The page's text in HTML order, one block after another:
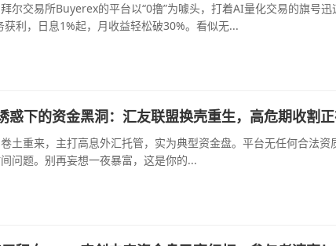
尔交易所Buyerex的平台以“0撸”为噱头，打着AI量化交易的旗号
获利，日息1%起，月收益轻松破30%。看似无...
惑下的资金黑洞：汇友联盟换壳重生，高危期收割
土重来，主打高息外汇托管，实为典型资金盘。平台无任何合法
问题。别再妄想一夜暴富，这是你的...